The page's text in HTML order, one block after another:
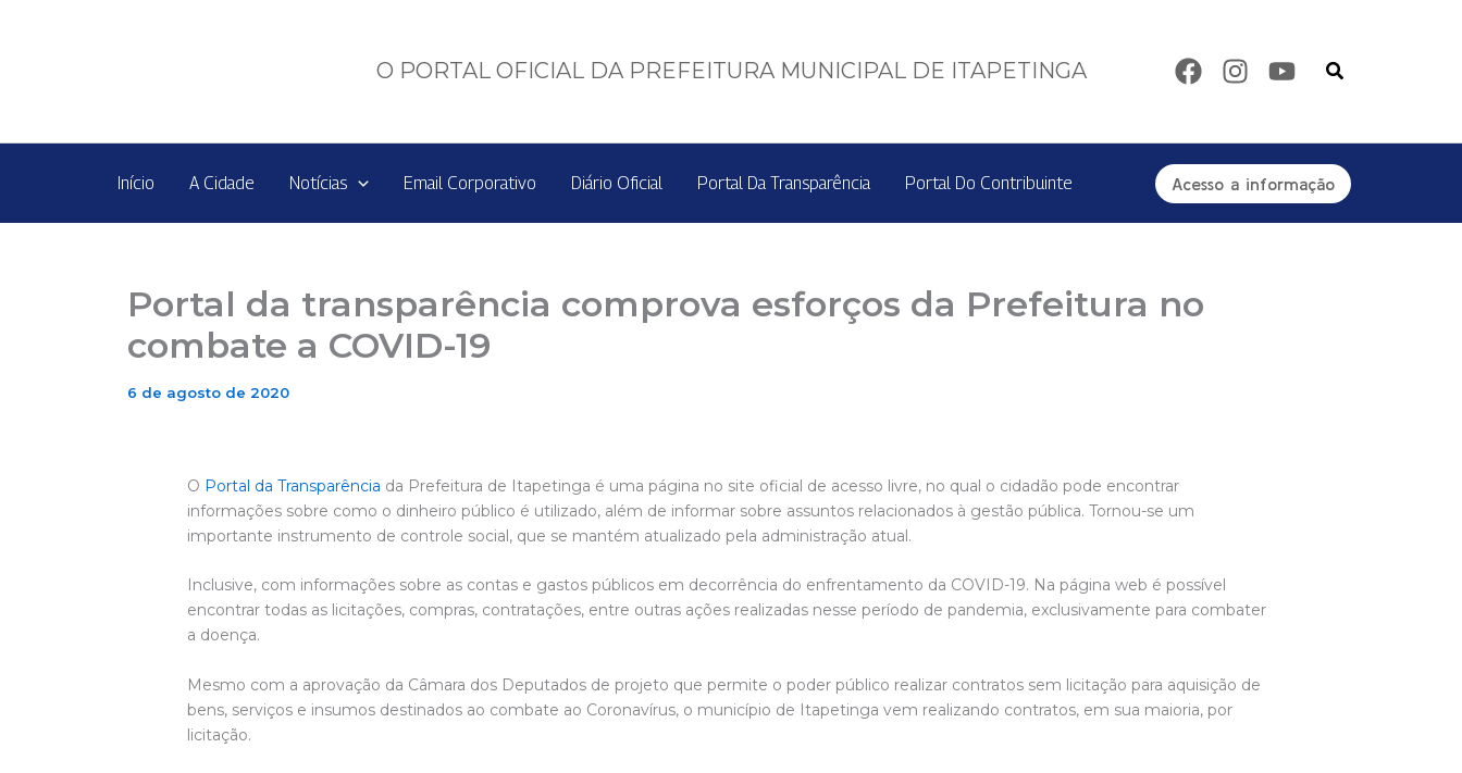
O PORTAL OFICIAL DA PREFEITURA MUNICIPAL DE ITAPETINGA Pesquisar
Início A Cidade Notícias Email Corporativo Diário Oficial Portal Da Transparência Portal Do Contribuinte Acesso a informação
Portal da transparência comprova esforços da Prefeitura no
combate a COVID-19
6 de agosto de 2020
O Portal da Transparência da Prefeitura de Itapetinga é uma página no site oficial de acesso livre, no qual o cidadão pode encontrar
informações sobre como o dinheiro público é utilizado, além de informar sobre assuntos relacionados à gestão pública. Tornou-se um
importante instrumento de controle social, que se mantém atualizado pela administração atual.
Inclusive, com informações sobre as contas e gastos públicos em decorrência do enfrentamento da COVID-19. Na página web é possível
encontrar todas as licitações, compras, contratações, entre outras ações realizadas nesse período de pandemia, exclusivamente para combater
a doença.
Mesmo com a aprovação da Câmara dos Deputados de projeto que permite o poder público realizar contratos sem licitação para aquisição de
bens, serviços e insumos destinados ao combate ao Coronavírus, o município de Itapetinga vem realizando contratos, em sua maioria, por
licitação.